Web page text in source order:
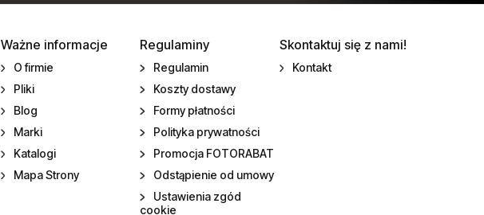
Ważne informacje
O firmie
Pliki
Blog
Marki
Katalogi
Mapa Strony
Regulaminy
Regulamin
Koszty dostawy
Formy płatności
Polityka prywatności
Promocja FOTORABAT
Odstąpienie od umowy
Ustawienia zgód
cookie
Skontaktuj się z nami!
Kontakt